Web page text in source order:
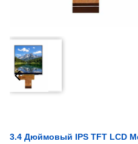
3.4 Дюймовый IPS TFT LCD